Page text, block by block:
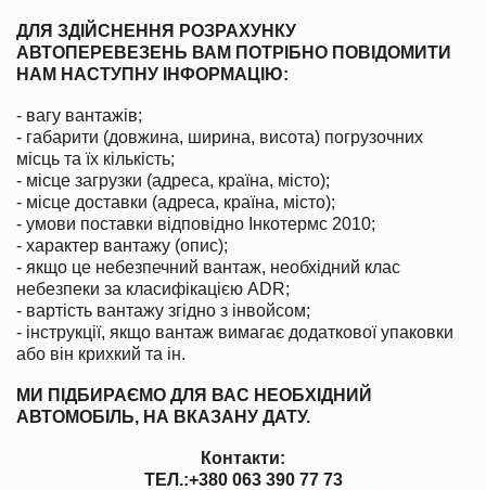
ДЛЯ ЗДІЙСНЕННЯ РОЗРАХУНКУ
АВТОПЕРЕВЕЗЕНЬ ВАМ ПОТРІБНО ПОВІДОМИТИ
НАМ НАСТУПНУ ІНФОРМАЦІЮ:
- вагу вантажів;
- габарити (довжина, ширина, висота) погрузочних
місць та їх кількість;
- місце загрузки (адреса, країна, місто);
- місце доставки (адреса, країна, місто);
- умови поставки відповідно Інкотермс 2010;
- характер вантажу (опис);
- якщо це небезпечний вантаж, необхідний клас
небезпеки за класифікацією ADR;
- вартість вантажу згідно з інвойсом;
- інструкції, якщо вантаж вимагає додаткової упаковки
або він крихкий та ін.
МИ ПІДБИРАЄМО ДЛЯ ВАС НЕОБХІДНИЙ
АВТОМОБІЛЬ, НА ВКАЗАНУ ДАТУ.
Контакти:
ТЕЛ.:+380 063 390 77 73